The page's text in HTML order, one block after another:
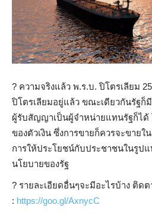
? ความจริงแล้ว พ.ร.บ. ปิโตรเลียม
ปิโตรเลียมอยู่แล้ว ขณะเดียวกันรัฐก็
ผู้รับสัญญาเป็นผู้จำหน่ายแทนรัฐก็ได้
ของตัวเงิน ซึ่งการขายก็ควรจะขาย
การให้ประโยชน์กับประชาชนในรูป
นโยบายของรัฐ
? รายละเอียดอื่นๆจะมีอะไรบ้าง ติด
: https://goo.gl/AxnycC